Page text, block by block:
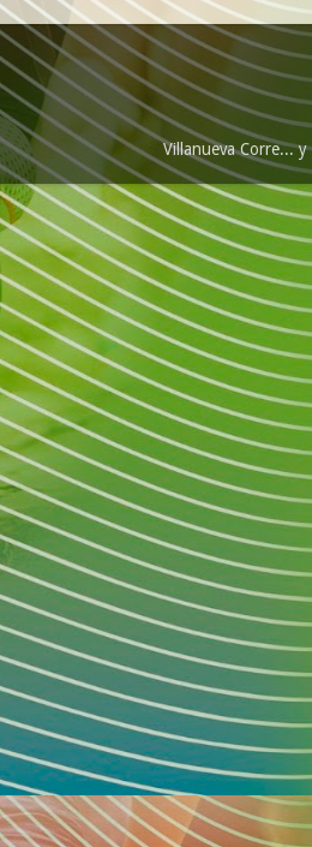
Villanueva Corre...